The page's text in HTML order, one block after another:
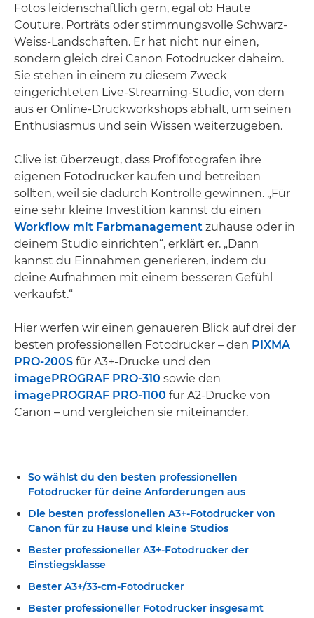
Fotos leidenschaftlich gern, egal ob Haute
Couture, Porträts oder stimmungsvolle Schwarz-
Weiss-Landschaften. Er hat nicht nur einen,
sondern gleich drei Canon Fotodrucker daheim.
Sie stehen in einem zu diesem Zweck
eingerichteten Live-Streaming-Studio, von dem
aus er Online-Druckworkshops abhält, um seinen
Enthusiasmus und sein Wissen weiterzugeben.
Clive ist überzeugt, dass Profifotografen ihre
eigenen Fotodrucker kaufen und betreiben
sollten, weil sie dadurch Kontrolle gewinnen. „Für
eine sehr kleine Investition kannst du einen
Workflow mit Farbmanagement zuhause oder in
deinem Studio einrichten“, erklärt er. „Dann
kannst du Einnahmen generieren, indem du
deine Aufnahmen mit einem besseren Gefühl
verkaufst.“
Hier werfen wir einen genaueren Blick auf drei der
besten professionellen Fotodrucker – den PIXMA
PRO-200S für A3+-Drucke und den
imagePROGRAF PRO-310 sowie den
imagePROGRAF PRO-1100 für A2-Drucke von
Canon – und vergleichen sie miteinander.
So wählst du den besten professionellen
Fotodrucker für deine Anforderungen aus
Die besten professionellen A3+-Fotodrucker von
Canon für zu Hause und kleine Studios
Bester professioneller A3+-Fotodrucker der
Einstiegsklasse
Bester A3+/33-cm-Fotodrucker
Bester professioneller Fotodrucker insgesamt